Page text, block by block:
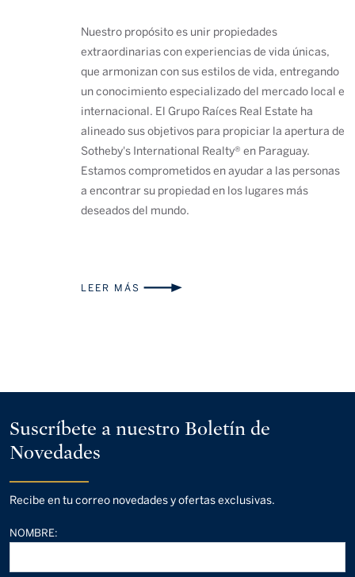
Nuestro propósito es unir propiedades
extraordinarias con experiencias de vida únicas,
que armonizan con sus estilos de vida, entregando
un conocimiento especializado del mercado local e
internacional. El Grupo Raíces Real Estate ha
alineado sus objetivos para propiciar la apertura de
Sotheby's International Realty® en Paraguay.
Estamos comprometidos en ayudar a las personas
a encontrar su propiedad en los lugares más
deseados del mundo.
LEER MÁS
Suscríbete a nuestro Boletín de
Novedades
Recibe en tu correo novedades y ofertas exclusivas.
NOMBRE: